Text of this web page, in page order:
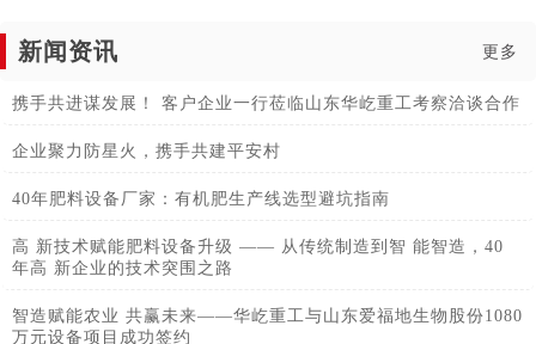
新闻资讯 更多
携手共进谋发展！ 客户企业一行莅临山东华屹重工考察洽谈合作
企业聚力防星火，携手共建平安村
40年肥料设备厂家：有机肥生产线选型避坑指南
高 新技术赋能肥料设备升级 —— 从传统制造到智 能智造，40
年高 新企业的技术突围之路
智造赋能农业 共赢未来——华屹重工与山东爱福地生物股份1080
万元设备项目成功签约